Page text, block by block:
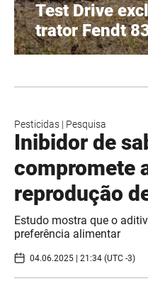
Test Drive
trator Fendt
Pesticidas | Pesquisa
Inibidor de
compromete
reprodução
Estudo mostra que o
preferência alimentar
04.06.2025 | 21:34 (UTC -3)